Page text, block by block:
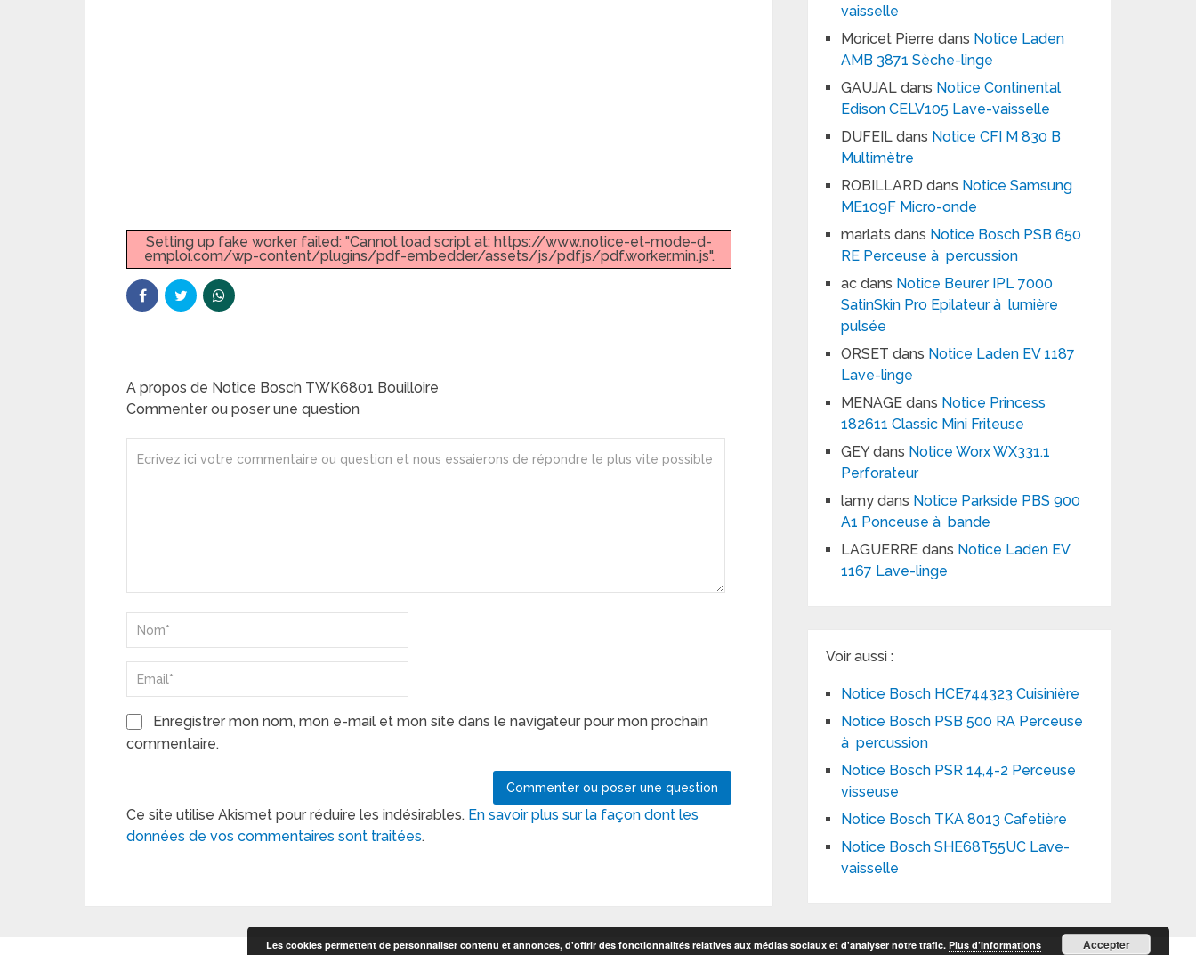
Setting up fake worker failed: "Cannot load script at: https://www.notice-et-mode-d-
emploi.com/wp-content/plugins/pdf-embedder/assets/js/pdfjs/pdf.worker.min.js".
A propos de Notice Bosch TWK6801 Bouilloire
Commenter ou poser une question
Enregistrer mon nom, mon e-mail et mon site dans le navigateur pour mon prochain
commentaire.
Ce site utilise Akismet pour réduire les indésirables. En savoir plus sur la façon dont les
données de vos commentaires sont traitées.
vaisselle
Moricet Pierre dans Notice Laden
AMB 3871 Sèche-linge
GAUJAL dans Notice Continental
Edison CELV105 Lave-vaisselle
DUFEIL dans Notice CFI M 830 B
Multimètre
ROBILLARD dans Notice Samsung
ME109F Micro-onde
marlats dans Notice Bosch PSB 650
RE Perceuse à percussion
ac dans Notice Beurer IPL 7000
SatinSkin Pro Epilateur à lumière
pulsée
ORSET dans Notice Laden EV 1187
Lave-linge
MENAGE dans Notice Princess
182611 Classic Mini Friteuse
GEYdans Notice Worx WX331.1
Perforateur
lamy dans Notice Parkside PBS 900
A1 Ponceuse à bande
LAGUERRE dans Notice Laden EV
1167 Lave-linge
Voir aussi :
Notice Bosch HCE744323 Cuisinière
Notice Bosch PSB 500 RA Perceuse
à percussion
Notice Bosch PSR 14,4-2 Perceuse
visseuse
Notice Bosch TKA 8013 Cafetière
Notice Bosch SHE68T55UC Lave-
vaisselle
Les cookies permettent de personnaliser contenu et annonces, d'offrir des fonctionnalités relatives aux médias sociaux et d'analyser notre trafic. Plus d’informations Accepter